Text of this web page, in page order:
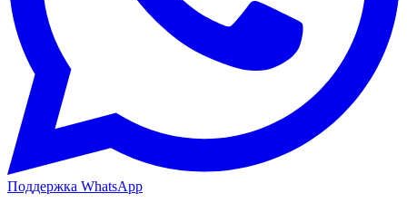
Поддержка WhatsApp